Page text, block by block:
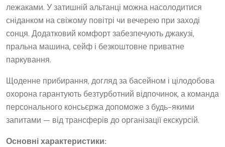
лежаками. У затишній альтанці можна насолодитися
сніданком на свіжому повітрі чи вечерею при заході
сонця. Додатковий комфорт забезпечують джакузі,
пральна машина, сейф і безкоштовне приватне
паркування.
Щоденне прибирання, догляд за басейном і цілодобова
охорона гарантують безтурботний відпочинок, а команда
персонального консьєржа допоможе з будь-якими
запитами — від трансферів до організації екскурсій.
Основні характеристики: